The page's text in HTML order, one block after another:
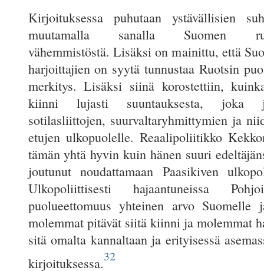
Kirjoituksessa puhutaan ystävällisien
muutamalla sanalla Suomen
vähemmistöstä. Lisäksi on mainittu, että
harjoittajien on syytä tunnustaa Ruotsin
merkitys. Lisäksi siinä korostettiin,
kiinni lujasti suuntauksesta, joka
sotilasliittojen, suurvaltaryhmittymien ja
etujen ulkopuolelle. Reaalipoliitikko
tämän yhtä hyvin kuin hänen suuri
joutunut noudattamaan Paasikiven
Ulkopoliittisesti hajaantuneissa
puolueettomuus yhteinen arvo
molemmat pitävät siitä kiinni ja molemmat
sitä omalta kannaltaan ja erityisessä
kirjoituksessa.32